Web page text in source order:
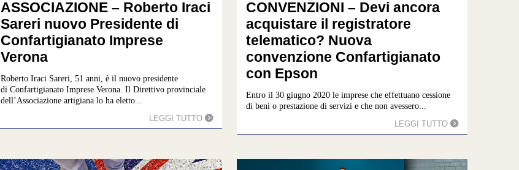
ASSOCIAZIONE – Roberto Iraci
Sareri nuovo Presidente di
Confartigianato Imprese
Verona
Roberto Iraci Sareri, 51 anni, è il nuovo presidente
di Confartigianato Imprese Verona. Il Direttivo provinciale
dell’Associazione artigiana lo ha eletto...
LEGGI TUTTO
CONVENZIONI – Devi ancora
acquistare il registratore
telematico? Nuova
convenzione Confartigianato
con Epson
Entro il 30 giugno 2020 le imprese che effettuano cessione
di beni o prestazione di servizi e che non avessero...
LEGGI TUTTO